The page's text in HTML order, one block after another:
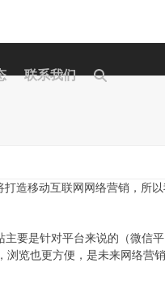
联系我们
造移动互联网网络营销，所
要是针对平台来说的（微信平
览也更方便，是未来网络营